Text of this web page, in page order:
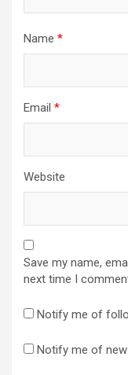
Name *
Email *
Website
Save my name,
next time I
Notify me of
Notify me of